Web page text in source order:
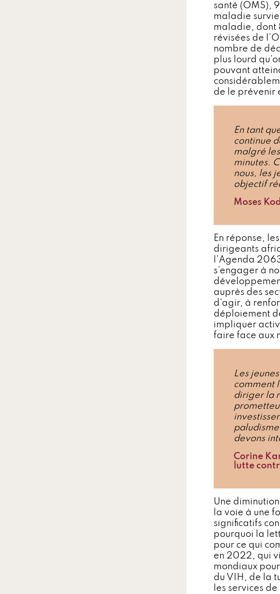
santé (OMS),
maladie
maladie, dont
révisées de
nombre de
plus lourd
pouvant
de le prévenir
En tant
continue
malgré
minutes.
nous, les
objectif
Moses
En réponse,
dirigeants
l'Agenda
s'engager à
auprès des
d'agir, à
déploiement
impliquer
faire face aux
Les
comment
diriger la
devons
Corine
lutte
Une
la voie à une
significatifs
pourquoi la
pour ce qui
en 2022, qui
mondiaux
du VIH, de la
les services